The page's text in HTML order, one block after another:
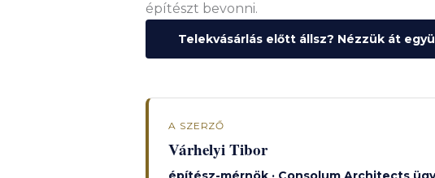
építészt bevonni.
Telekvásárlás előtt állsz? Nézzük át
A SZERZŐ
Várhelyi Tibor